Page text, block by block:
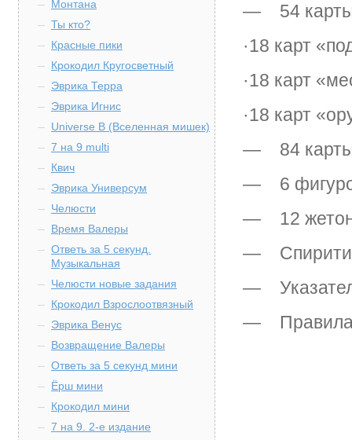
Монтана
Ты кто?
Красные пики
Крокодил Кругосветный
Эврика Терра
Эврика Игнис
Universe B (Вселенная мишек)
7 на 9 multi
Квич
Эврика Универсум
Челюсти
Время Валеры
Ответь за 5 секунд.
Музыкальная
Челюсти новые задания
Крокодил Взрослоотвязный
Эврика Венус
Возвращение Валеры
Ответь за 5 секунд мини
Ёрш мини
Крокодил мини
7 на 9. 2-е издание
— 54 карты
·18 карт
·18 карт
·18 карт
— 84 карты
— 6
— 12
—
—
—